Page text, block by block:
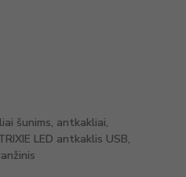
šunims, antkakliai,
LED antkaklis USB,